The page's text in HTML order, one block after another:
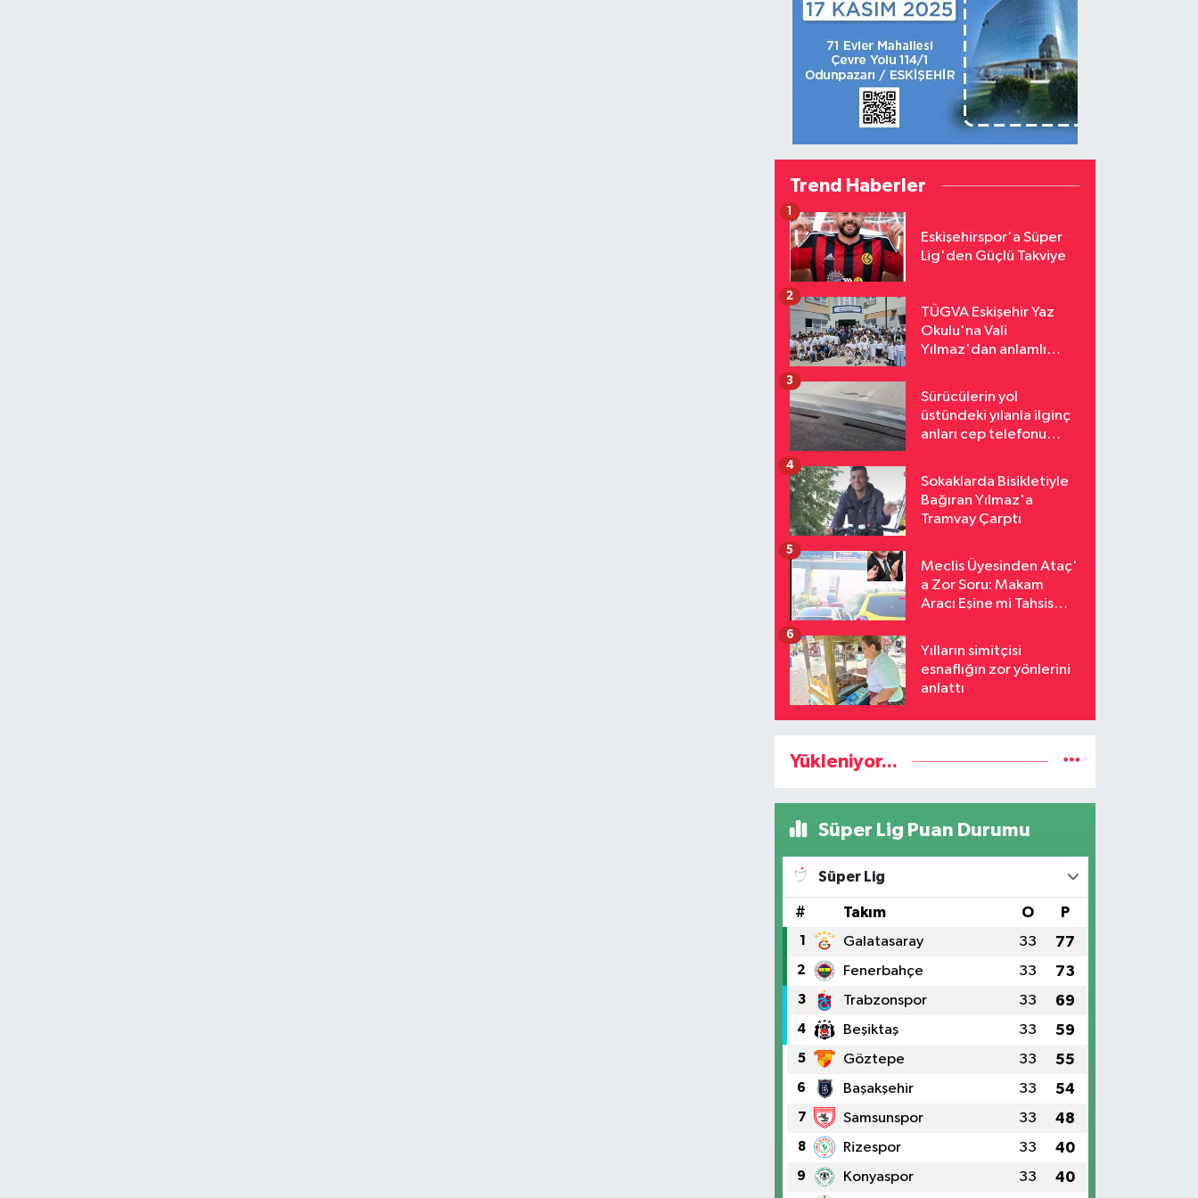
Trend Haberler
Eskişehirspor'a Süper
Lig'den Güçlü Takviye
1
TÜGVA Eskişehir Yaz
Okulu'na Vali
Yılmaz'dan anlamlı
2
Sürücülerin yol
üstündeki yılanla ilginç
anları cep telefonu
3
Sokaklarda Bisikletiyle
Bağıran Yılmaz'a
Tramvay Çarptı
4
Meclis Üyesinden Ataç'
a Zor Soru: Makam
Aracı Eşine mi Tahsis
5
Yılların simitçisi
esnaflığın zor yönlerini
anlattı
6
Yükleniyor...
Süper Lig Puan Durumu
Süper Lig
# Takım O P
1 Galatasaray 33 77
2 Fenerbahçe 33 73
3 Trabzonspor 33 69
4 Beşiktaş 33 59
5 Göztepe 33 55
6 Başakşehir 33 54
7 Samsunspor 33 48
8 Rizespor 33 40
9 Konyaspor 33 40